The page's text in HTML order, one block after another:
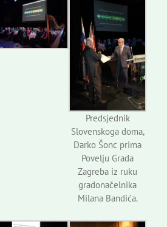
Predsjednik
Slovenskoga doma,
Darko Šonc prima
Povelju Grada
Zagreba iz ruku
gradonačelnika
Milana Bandića.